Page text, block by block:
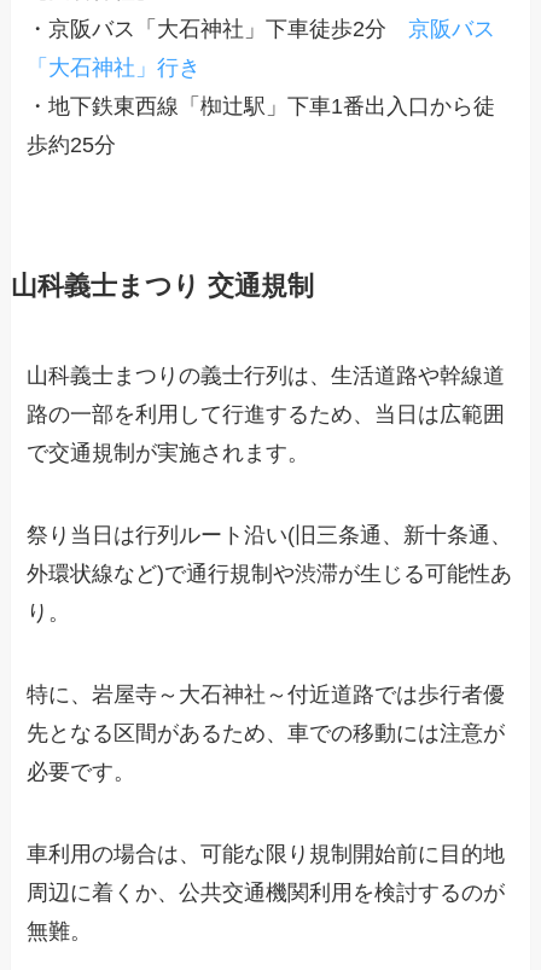
・京阪バス「大石神社」下車徒歩2分京阪バス
「大石神社」行き
・地下鉄東西線「椥辻駅」下車1番出入口から徒
歩約25分
山科義士まつり 交通規制
山科義士まつりの義士行列は、生活道路や幹線道
路の一部を利用して行進するため、当日は広範囲
で交通規制が実施されます。
祭り当日は行列ルート沿い(旧三条通、新十条通、
外環状線など)で通行規制や渋滞が生じる可能性あ
り。
特に、岩屋寺～大石神社～付近道路では歩行者優
先となる区間があるため、車での移動には注意が
必要です。
車利用の場合は、可能な限り規制開始前に目的地
周辺に着くか、公共交通機関利用を検討するのが
無難。